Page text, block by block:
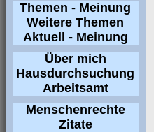
Themen - Meinung
Weitere Themen
Aktuell - Meinung
Über mich
Hausdurchsuchung
Arbeitsamt
Menschenrechte
Zitate